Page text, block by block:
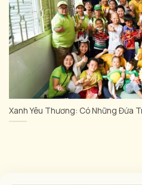
Xanh Yêu Thương: Có Những Đứa